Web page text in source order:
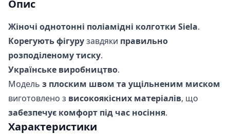
Опис
Жіночі однотонні поліамідні колготки Siela.
Корегують фігурузавдяки правильно
розподіленому тиску.
Українське виробництво.
Модель з плоским швом та ущільненим миском
виготовлено з високоякісних матеріалів, що
забезпечує комфорт під час носіння.
Характеристики